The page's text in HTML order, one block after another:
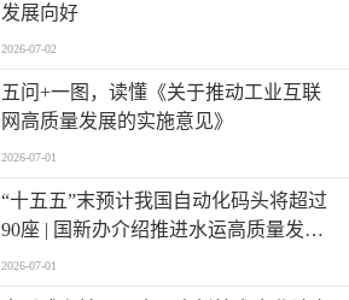
发展向好
2026-07-02
五问+一图，读懂《关于推动工业互联
网高质量发展的实施意见》
2026-07-01
“十五五”末预计我国自动化码头将超过
90座 | 国新办介绍推进水运高质量发展
有关情况
2026-07-01